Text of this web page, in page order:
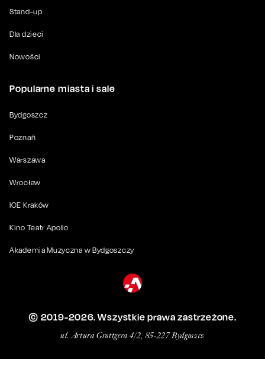
Stand-up
Dla dzieci
Nowości
Popularne miasta i sale
Bydgoszcz
Poznań
Warszawa
Wrocław
ICE Kraków
Kino Teatr Apollo
Akademia Muzyczna w Bydgoszczy
© 2019-2026. Wszystkie prawa zastrzeżone.
ul. Artura Grottgera 4/2, 85-227 Bydgoszcz